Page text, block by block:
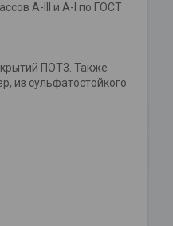
А-III и А-I по ГОСТ
ПОТ3. Также
из сульфатостойкого